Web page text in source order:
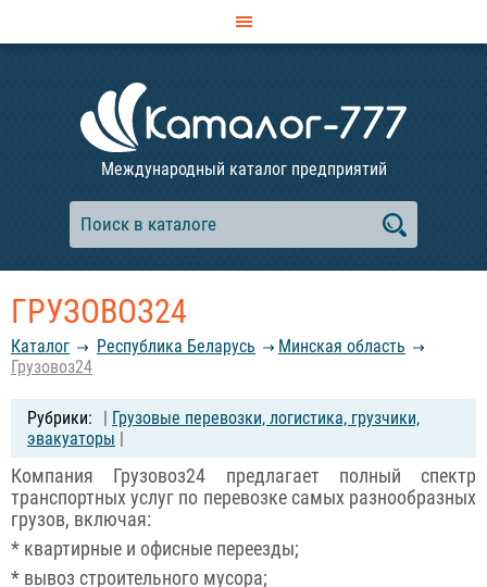
Международный каталог предприятий
ГРУЗОВОЗ24
Каталог Республика Беларусь
Минская область
Грузовоз24
| Грузовые перевозки, логистика, грузчики,
эвакуаторы |
Компания Грузовоз24 предлагает полный спектр
транспортных услуг по перевозке самых разнообразных
грузов, включая:
* квартирные и офисные переезды;
* вывоз строительного мусора;